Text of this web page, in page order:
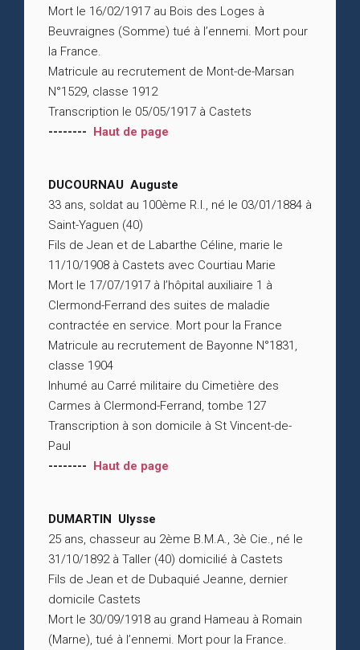
Mort le 16/02/1917 au Bois des Loges à
Beuvraignes (Somme) tué à l’ennemi. Mort pour
la France.
Matricule au recrutement de Mont-de-Marsan
N°1529, classe 1912
Transcription le 05/05/1917 à Castets
-------- Haut de page
DUCOURNAU Auguste
33 ans, soldat au 100ème R.I., né le 03/01/1884 à
Saint-Yaguen (40)
Fils de Jean et de Labarthe Céline, marie le
11/10/1908 à Castets avec Courtiau Marie
Mort le 17/07/1917 à l’hôpital auxiliaire 1 à
Clermond-Ferrand des suites de maladie
contractée en service. Mort pour la France
Matricule au recrutement de Bayonne N°1831,
classe 1904
Inhumé au Carré militaire du Cimetière des
Carmes à Clermond-Ferrand, tombe 127
Transcription à son domicile à St Vincent-de-
Paul
-------- Haut de page
DUMARTIN Ulysse
25 ans, chasseur au 2ème B.M.A., 3è Cie., né le
31/10/1892 à Taller (40) domicilié à Castets
Fils de Jean et de Dubaquié Jeanne, dernier
domicile Castets
Mort le 30/09/1918 au grand Hameau à Romain
(Marne), tué à l’ennemi. Mort pour la France.